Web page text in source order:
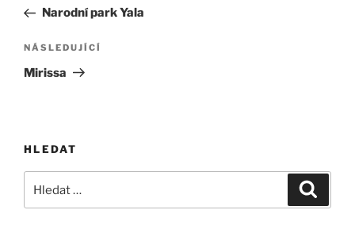
příspěvek
příspěvek
Narodní park Yala
Následující
příspěvek
NÁSLEDUJÍCÍ
Mirissa
HLEDAT